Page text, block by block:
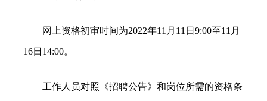
网上资格初审时间为2022年11月11日9:00至11月
16日14:00。
工作人员对照《招聘公告》和岗位所需的资格条